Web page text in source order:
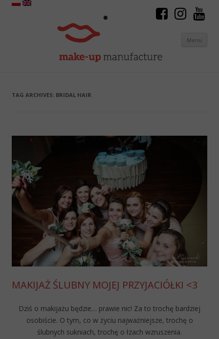
Menu
TAG ARCHIVES: BRIDAL HAIR
MAKIJAŻ ŚLUBNY MOJEJ PRZYJACIÓŁKI <3
Dziś o makijażu będzie… prawie nic! Za to trochę bardziej
osobiście. O tym, co w życiu najważniejsze, trochę o
ślubnych sukniach, trochę o łzach wzruszenia.